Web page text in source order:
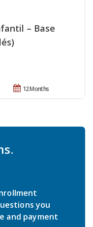
– Base
12 Months
you
and payment